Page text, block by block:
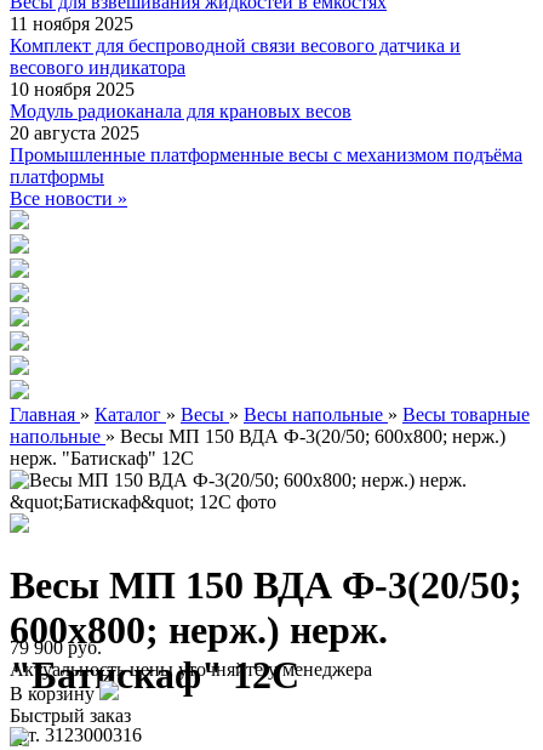
11 ноября 2025
Комплект для беспроводной связи весового датчика и
весового индикатора
10 ноября 2025
Модуль радиоканала для крановых весов
20 августа 2025
Промышленные платформенные весы с механизмом подъёма
платформы
Все новости »
Главная » Каталог » Весы » Весы напольные » Весы товарные
напольные » Весы МП 150 ВДА Ф-3(20/50; 600х800; нерж.)
нерж. "Батискаф" 12С
Весы МП 150 ВДА Ф-3(20/50;
600х800; нерж.) нерж.
"Батискаф" 12С
арт. 3123000316
79 900 руб.
Актуальность цены уточняйте у менеджера
В корзину
Быстрый заказ